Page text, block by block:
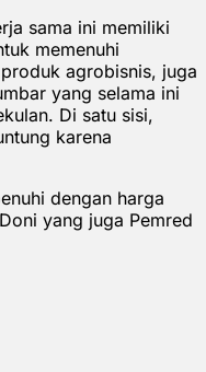
sama ini memiliki
memenuhi
agrobisnis, juga
yang selama ini
Di satu sisi,
karena
dengan harga
yang juga Pemred